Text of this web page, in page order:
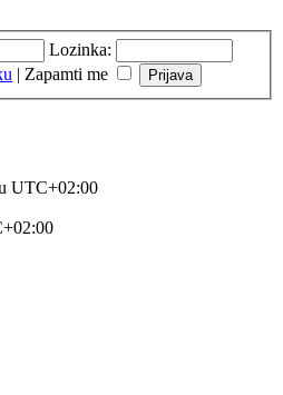
Lozinka:
| Zapamti me
UTC+02:00